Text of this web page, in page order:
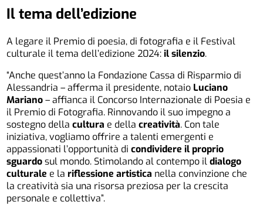
Il tema dell’edizione
A legare il Premio di poesia, di fotografia e il Festival
culturale il tema dell’edizione 2024:il silenzio.
“Anche quest’anno la Fondazione Cassa di Risparmio di
Alessandria – afferma il presidente, notaio Luciano
Mariano– affianca il Concorso Internazionale di Poesia e
il Premio di Fotografia. Rinnovando il suo impegno a
sostegno dellacultura e della creatività. Con tale
iniziativa, vogliamo offrire a talenti emergenti e
appassionati l’opportunità dicondividere il proprio
sguardosul mondo. Stimolando al contempo ildialogo
culturale e lariflessione artistica nella convinzione che
la creatività sia una risorsa preziosa per la crescita
personale e collettiva”.